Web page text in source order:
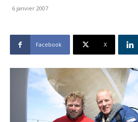
6 janvier 2007
Facebook X